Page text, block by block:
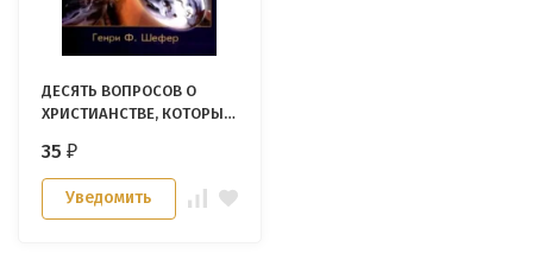
ДЕСЯТЬ ВОПРОСОВ О
ХРИСТИАНСТВЕ, КОТОРЫЕ
Генри Ф. Шефер
35₽
Уведомить